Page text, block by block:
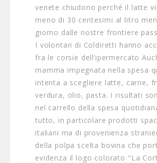
venete chiudono perché il latte
meno di 30 centesimi al litro
giorno dalle nostre frontiere
I volontari di Coldiretti hanno
fra le corsie dell’ipermercato
mamma impegnata nella spesa
intenta a scegliere latte, carne,
verdura, olio, pasta. I risultati
nel carrello della spesa
tutto, in particolare prodotti
italiani ma di provenienza
della polpa scelta bovina che
evidenza il logo colorato "La